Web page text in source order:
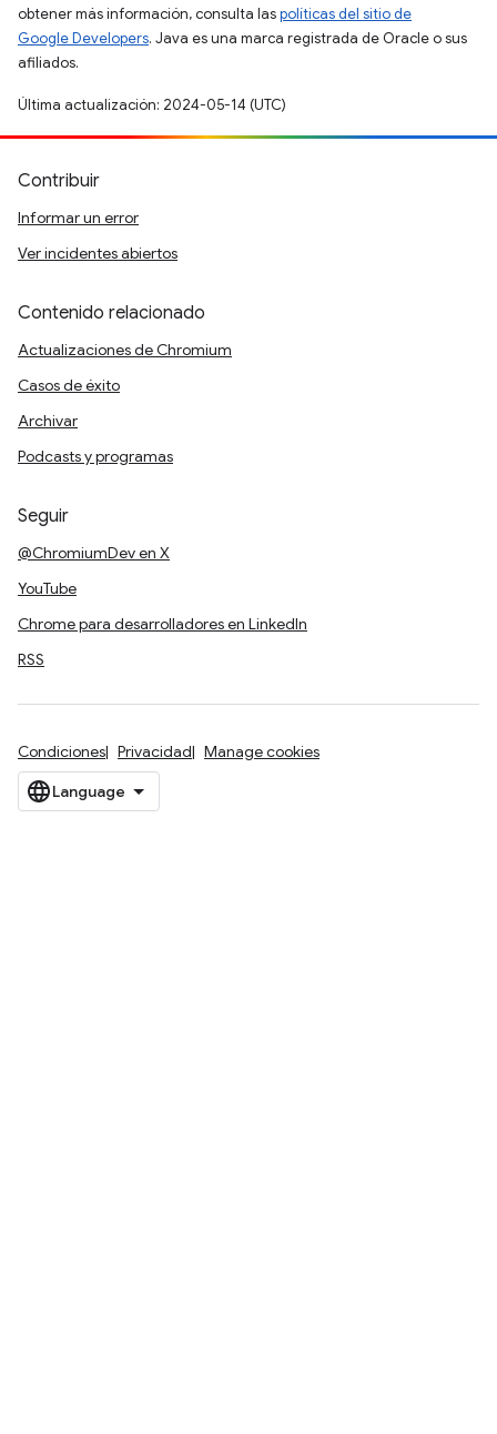
obtener más información, consulta laspolíticas del sitio de
Google Developers. Java es una marca registrada de Oracle o sus
afiliados.
Última actualización: 2024-05-14 (UTC)
Contribuir
Informar un error
Ver incidentes abiertos
Contenido relacionado
Actualizaciones de Chromium
Casos de éxito
Archivar
Podcasts y programas
Seguir
@ChromiumDev en X
YouTube
Chrome para desarrolladores en LinkedIn
RSS
Condiciones Privacidad Manage cookies